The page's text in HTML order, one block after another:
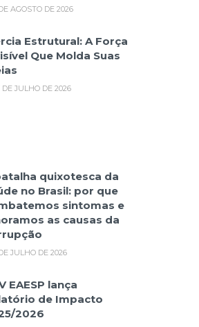
AGOSTO DE 2026
Estrutural: A Força
Que Molda Suas
JULHO DE 2026
quixotesca da
no Brasil: por que
sintomas e
as causas da
JULHO DE 2026
EAESP lança
de Impacto
2026